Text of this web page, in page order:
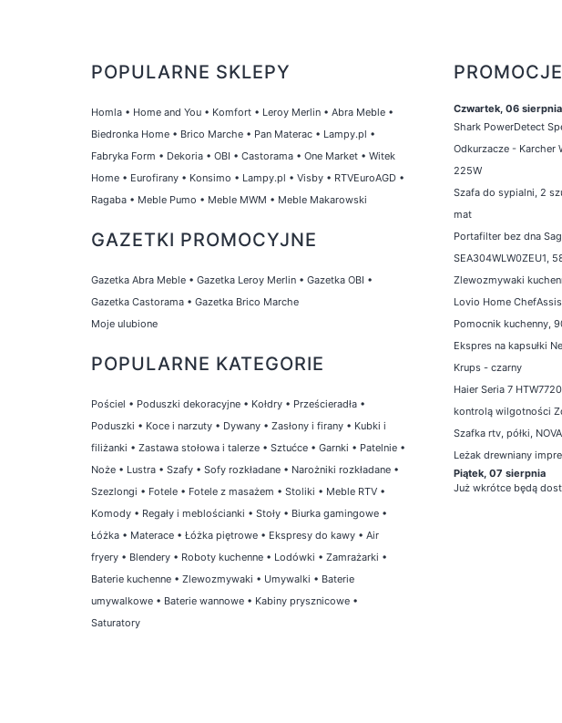
POPULARNE SKLEPY
Homla • Home and You • Komfort • Leroy Merlin • Abra Meble •
Biedronka Home • Brico Marche • Pan Materac • Lampy.pl •
Fabryka Form • Dekoria • OBI • Castorama • One Market • Witek
Home • Eurofirany • Konsimo • Lampy.pl • Visby • RTVEuroAGD •
Ragaba • Meble Pumo • Meble MWM • Meble Makarowski
GAZETKI PROMOCYJNE
Gazetka Abra Meble • Gazetka Leroy Merlin • Gazetka OBI •
Gazetka Castorama • Gazetka Brico Marche
Moje ulubione
POPULARNE KATEGORIE
Pościel • Poduszki dekoracyjne • Kołdry • Prześcieradła •
Poduszki • Koce i narzuty • Dywany • Zasłony i firany • Kubki i
filiżanki • Zastawa stołowa i talerze • Sztućce • Garnki • Patelnie •
Noże • Lustra • Szafy • Sofy rozkładane • Narożniki rozkładane •
Szezlongi • Fotele • Fotele z masażem • Stoliki • Meble RTV •
Komody • Regały i meblościanki • Stoły • Biurka gamingowe •
Łóżka • Materace • Łóżka piętrowe • Ekspresy do kawy • Air
fryery • Blendery • Roboty kuchenne • Lodówki • Zamrażarki •
Baterie kuchenne • Zlewozmywaki • Umywalki • Baterie
umywalkowe • Baterie wannowe • Kabiny prysznicowe •
Saturatory
Czwartek, 06 sierpnia
Shark PowerDetect
Odkurzacze - Karcher
225W
Szafa do sypialni, 2
mat
Portafilter bez dna
SEA304WLW0ZEU1,
Zlewozmywaki
Lovio Home
Pomocnik kuchenny,
Ekspres na kapsułki
Krups - czarny
Haier Seria 7
kontrolą wilgotności
Szafka rtv, półki,
Leżak drewniany
Piątek, 07 sierpnia
Już wkrótce będą